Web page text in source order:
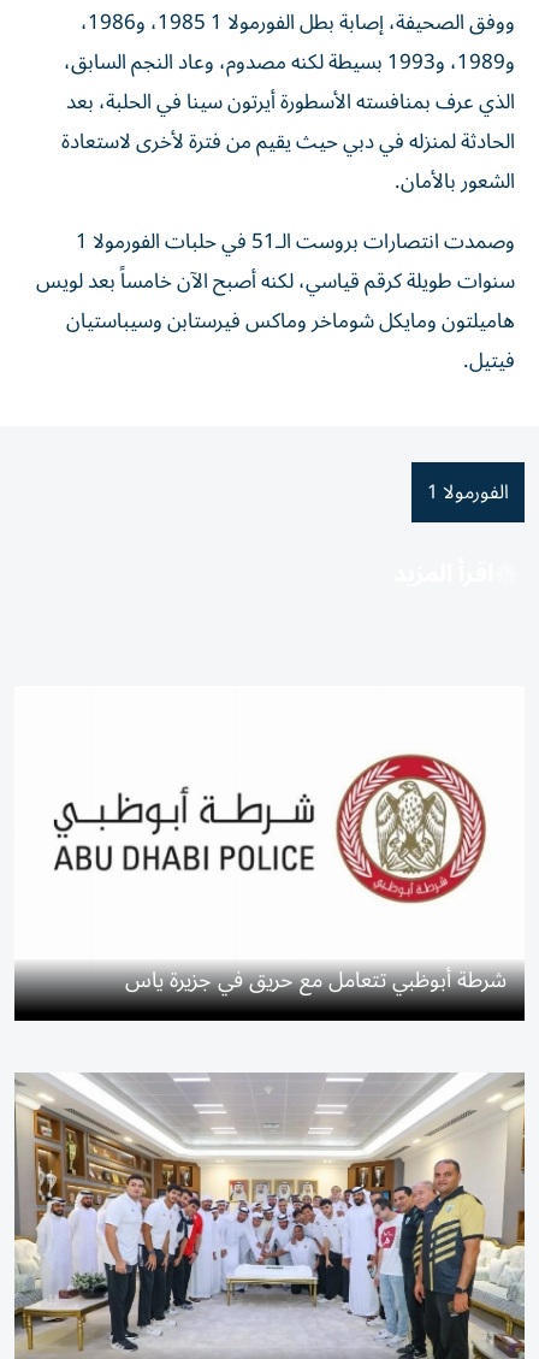
ووفق الصحيفة، إصابة بطل الفورمولا 1 1985، و1986،
و1989، و1993 بسيطة لكنه مصدوم، وعاد النجم السابق،
الذي عرف بمنافسته الأسطورة أيرتون سينا في الحلبة، بعد
الحادثة لمنزله في دبي حيث يقيم من فترة لأخرى لاستعادة
الشعور بالأمان.
وصمدت انتصارات بروست الـ51 في حلبات الفورمولا 1
سنوات طويلة كرقم قياسي، لكنه أصبح الآن خامساً بعد لويس
هاميلتون ومايكل شوماخر وماكس فيرستابن وسيباستيان
فيتيل.
الفورمولا 1
شرطة أبوظبي تتعامل مع حريق في جزيرة ياس